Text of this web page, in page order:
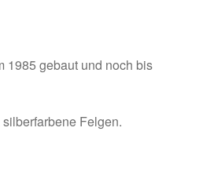
1985 gebaut und noch bis
Felgen.